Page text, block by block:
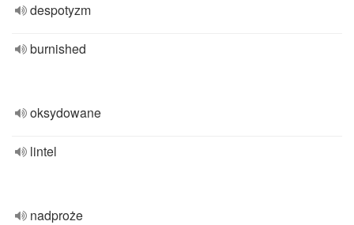
despotyzm
burnished
oksydowane
lintel
nadproże